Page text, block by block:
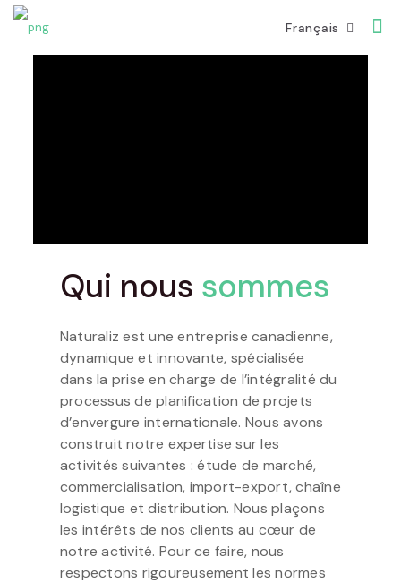
Français
Qui nous sommes
Naturaliz est une entreprise canadienne,
dynamique et innovante, spécialisée
dans la prise en charge de l’intégralité du
processus de planification de projets
d’envergure internationale. Nous avons
construit notre expertise sur les
activités suivantes : étude de marché,
commercialisation, import-export, chaîne
logistique et distribution. Nous plaçons
les intérêts de nos clients au cœur de
notre activité. Pour ce faire, nous
respectons rigoureusement les normes